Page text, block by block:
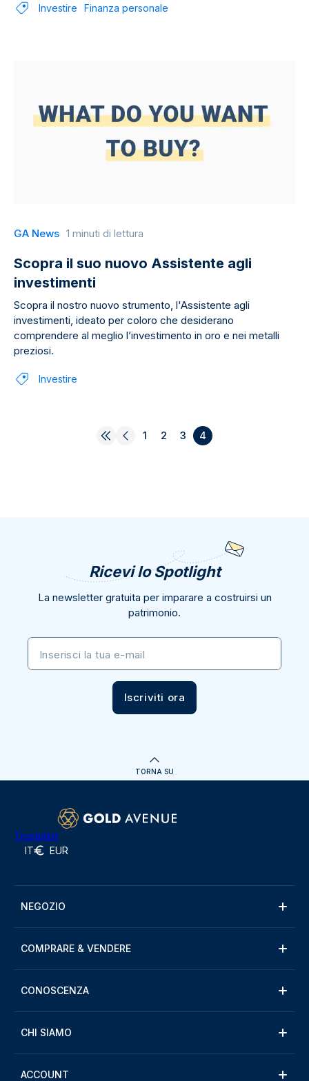
Investire Finanza personale
GA News 1 minuti di lettura
Scopra il suo nuovo Assistente agli
investimenti
Scopra il nostro nuovo strumento, l'Assistente agli
investimenti, ideato per coloro che desiderano
comprendere al meglio l’investimento in oro e nei metalli
preziosi.
Investire
1 2 3 4
Ricevi lo Spotlight
La newsletter gratuita per imparare a costruirsi un
patrimonio.
Inserisci la tua e-mail
Iscriviti ora
TORNA SU
Trustpilot
IT EUR
NEGOZIO
COMPRARE & VENDERE
CONOSCENZA
CHI SIAMO
ACCOUNT